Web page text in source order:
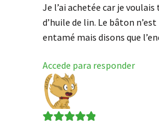
Je l’ai achetée car je voulais
d’huile de lin. Le bâton
entamé mais disons que
Accede para responder